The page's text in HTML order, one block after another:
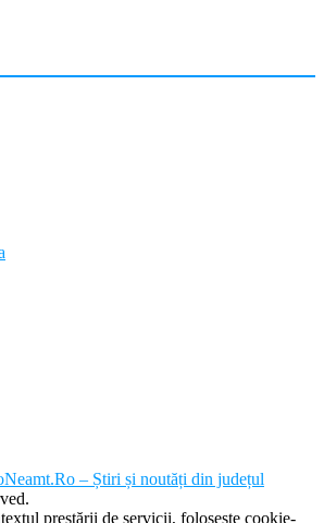
– Știri și noutăți din județul
prestării de servicii, foloseşte cookie-